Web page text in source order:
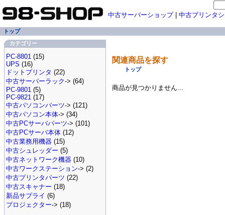
関連商品を探す
トップ
商品が見つかりません...
中古サーバーショップ| 中古プリンタ
トップ
カテゴリー
PC-8801 (15)
UPS (16)
ドットプリンタ (22)
中古サーバーラック-> (64)
PC-9801 (5)
PC-9821 (17)
中古パソコンパーツ-> (121)
中古パソコン本体-> (34)
中古PCサーバパーツ-> (101)
中古PCサーバ本体 (12)
中古業務用機器 (15)
中古シュレッダー (5)
中古ネットワーク機器 (10)
中古ワークステーション-> (2)
中古プリンタパーツ (22)
中古スキャナー (18)
新品サプライ (6)
プロジェクター-> (18)